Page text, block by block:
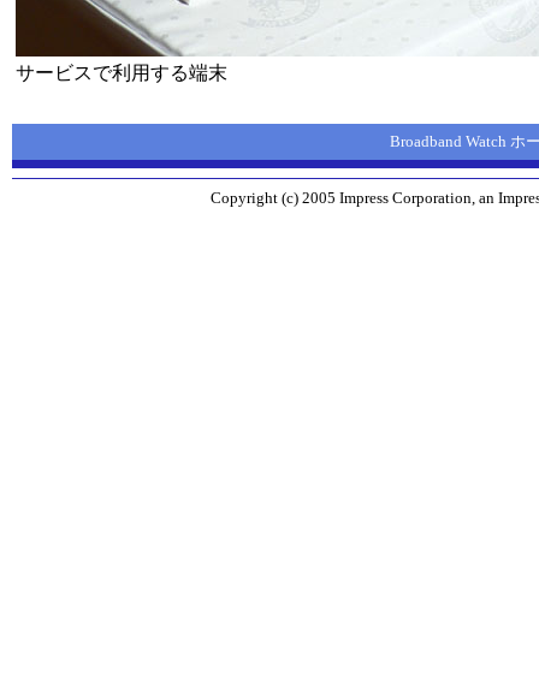
サービスで利用する端末
Broadband Watch ホ
Copyright (c) 2005 Impress Corporation, an